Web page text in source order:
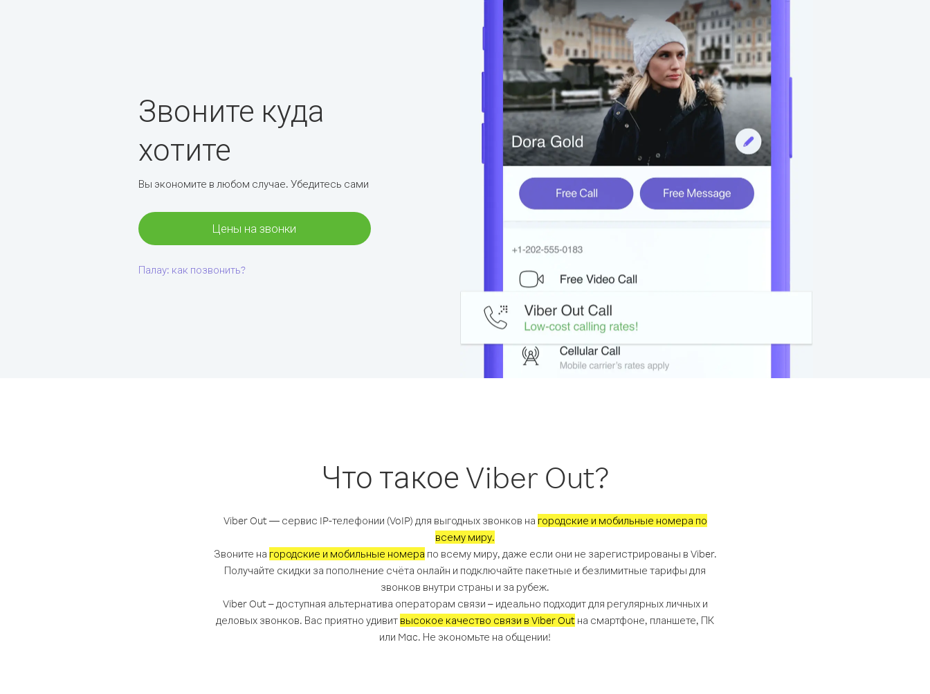
Звоните куда
хотите
Вы экономите в любом случае. Убедитесь сами
Цены на звонки
Палау: как позвонить?
Что такое Viber Out?
Viber Out — сервис IP-телефонии (VoIP) для выгодных звонков на городские и мобильные номера по
всему миру.
Звоните на городские и мобильные номера по всему миру, даже если они не зарегистрированы в Viber.
Получайте скидки за пополнение счёта онлайн и подключайте пакетные и безлимитные тарифы для
звонков внутри страны и за рубеж.
Viber Out – доступная альтернатива операторам связи – идеально подходит для регулярных личных и
деловых звонков. Вас приятно удивит высокое качество связи в Viber Out на смартфоне, планшете, ПК
или Mac. Не экономьте на общении!